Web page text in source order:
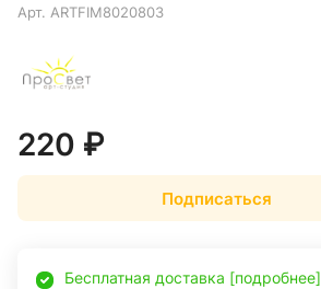
Арт. ARTFIM8020803
220 ₽
Подписаться
Бесплатная доставка [подробнее]